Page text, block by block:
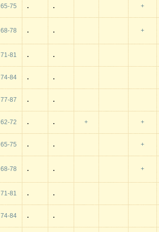
65-75 +
68-78 +
71-81
74-84
77-87
62-72 + +
65-75 +
68-78 +
71-81
74-84